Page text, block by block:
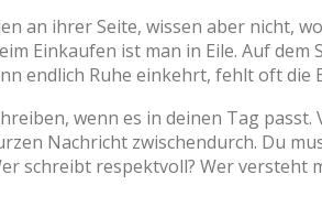
an ihrer Seite, wissen aber nicht,
Einkaufen ist man in Eile. Auf dem
endlich Ruhe einkehrt, fehlt oft die
wenn es in deinen Tag passt.
Nachricht zwischendurch. Du
schreibt respektvoll? Wer versteht